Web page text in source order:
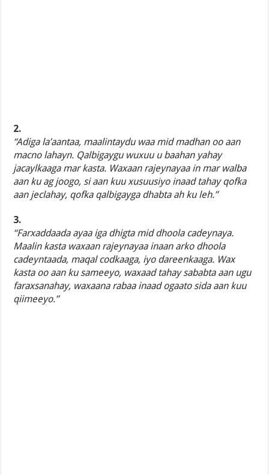
2.
“Adiga la’aantaa, maalintaydu waa mid madhan oo aan
macno lahayn. Qalbigaygu wuxuu u baahan yahay
jacaylkaaga mar kasta. Waxaan rajeynayaa in mar walba
aan ku ag joogo, si aan kuu xusuusiyo inaad tahay qofka
aan jeclahay, qofka qalbigayga dhabta ah ku leh.”
3.
“Farxaddaada ayaa iga dhigta mid dhoola cadeynaya.
Maalin kasta waxaan rajeynayaa inaan arko dhoola
cadeyntaada, maqal codkaaga, iyo dareenkaaga. Wax
kasta oo aan ku sameeyo, waxaad tahay sababta aan ugu
faraxsanahay, waxaana rabaa inaad ogaato sida aan kuu
qiimeeyo.”